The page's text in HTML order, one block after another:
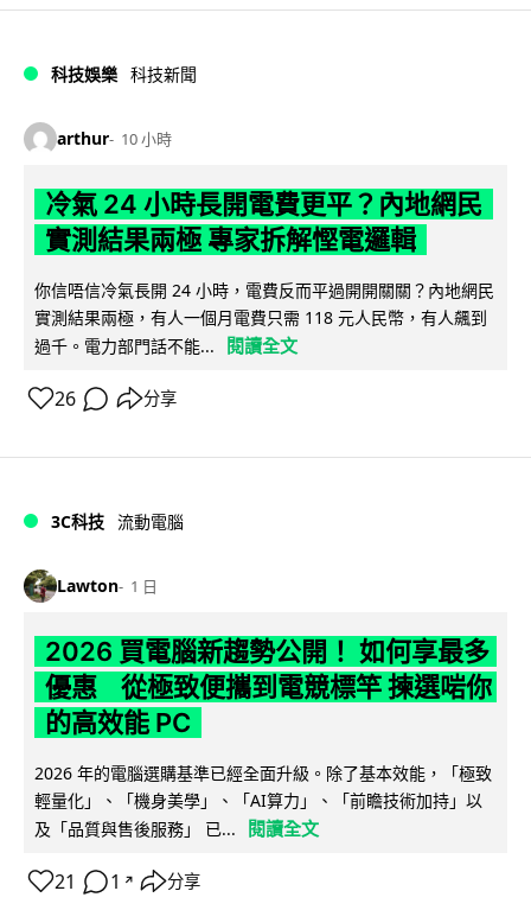
科技娛樂 科技新聞
arthur 10 小時
冷氣 24 小時長開電費更平？內地網民
實測結果兩極 專家拆解慳電邏輯
你信唔信冷氣長開 24 小時，電費反而平過開開關關？內地網民
實測結果兩極，有人一個月電費只需 118 元人民幣，有人飆到
過千。電力部門話不能...
閱讀全文
26 分享
3C科技 流動電腦
Lawton 1 日
2026 買電腦新趨勢公開！ 如何享最多
優惠 從極致便攜到電競標竿 揀選啱你
的高效能 PC
2026 年的電腦選購基準已經全面升級。除了基本效能，「極致
輕量化」、「機身美學」、「AI算力」、「前瞻技術加持」以
及「品質與售後服務」 已...
閱讀全文
21 1 ↗ 分享